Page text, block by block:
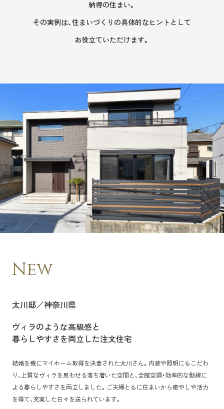
納得の住まい。
その実例は、住まいづくりの具体的なヒントとして
お役立ていただけます。
New
太川邸／神奈川県
ヴィラのような高級感と
暮らしやすさを両立した注文住宅
結婚を機にマイホーム取得を決意された太川さん。内装や照明にもこだわ
り、上質なヴィラを思わせる落ち着いた空間と、全館空調・効率的な動線に
よる暮らしやすさを両立しました。ご夫婦ともに住まいから癒やしや活力
を得て、充実した日々を送られています。